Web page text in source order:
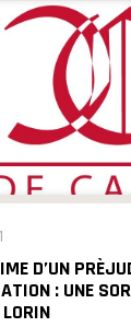
D’UN
: UNE